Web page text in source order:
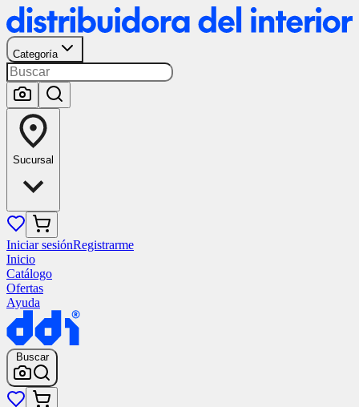
Categoría
Sucursal
Iniciar sesiónRegistrarme
Inicio
Catálogo
Ofertas
Ayuda
Buscar